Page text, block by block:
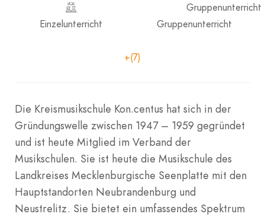
Einzelunterricht Gruppenunterricht
+(7)
Die Kreismusikschule Kon.centus hat sich in der
Gründungswelle zwischen 1947 – 1959 gegründet
und ist heute Mitglied im Verband der
Musikschulen. Sie ist heute die Musikschule des
Landkreises Mecklenburgische Seenplatte mit den
Hauptstandorten Neubrandenburg und
Neustrelitz. Sie bietet ein umfassendes Spektrum